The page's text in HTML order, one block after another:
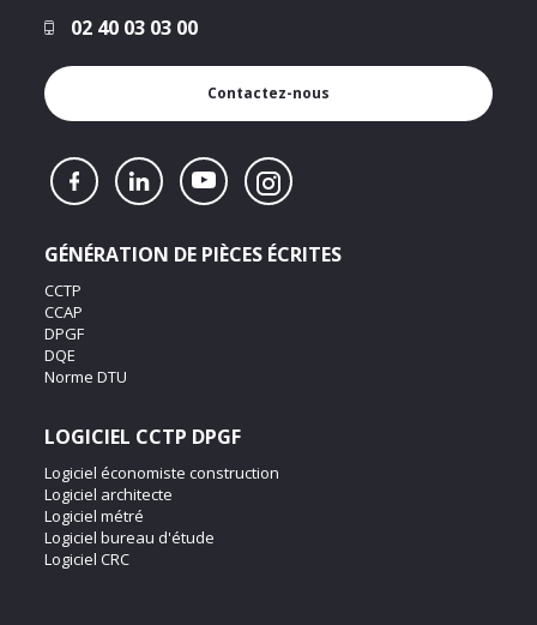
02 40 03 03 00
Contactez-nous
GÉNÉRATION DE PIÈCES ÉCRITES
CCTP
CCAP
DPGF
DQE
Norme DTU
LOGICIEL CCTP DPGF
Logiciel économiste construction
Logiciel architecte
Logiciel métré
Logiciel bureau d'étude
Logiciel CRC